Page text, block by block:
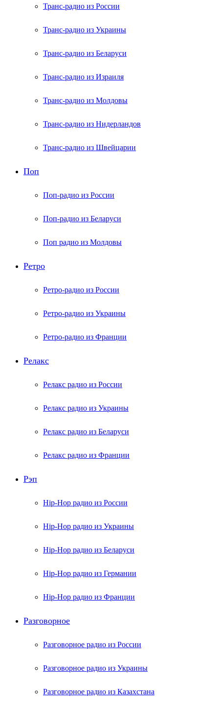
Транс-радио из России
Транс-радио из Украины
Транс-радио из Беларуси
Транс-радио из Израиля
Транс-радио из Молдовы
Транс-радио из Нидерландов
Транс-радио из Швейцарии
Поп
Поп-радио из России
Поп-радио из Беларуси
Поп радио из Молдовы
Ретро
Ретро-радио из России
Ретро-радио из Украины
Ретро-радио из Франции
Релакс
Релакс радио из России
Релакс радио из Украины
Релакс радио из Беларуси
Релакс радио из Франции
Рэп
Hip-Hop радио из России
Hip-Hop радио из Украины
Hip-Hop радио из Беларуси
Hip-Hop радио из Германии
Hip-Hop радио из Франции
Разговорное
Разговорное радио из России
Разговорное радио из Украины
Разговорное радио из Казахстана